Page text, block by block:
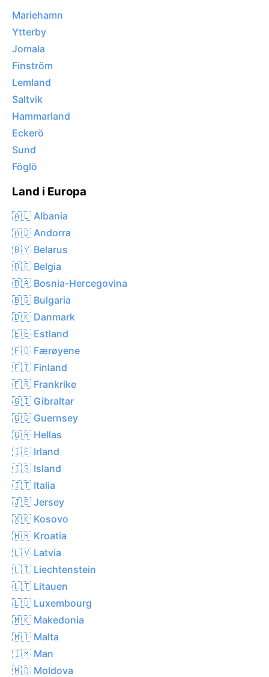
Mariehamn
Ytterby
Jomala
Finström
Lemland
Saltvik
Hammarland
Eckerö
Sund
Föglö
Land i Europa
🇦🇱 Albania
🇦🇩 Andorra
🇧🇾 Belarus
🇧🇪 Belgia
🇧🇦 Bosnia-Hercegovina
🇧🇬 Bulgaria
🇩🇰 Danmark
🇪🇪 Estland
🇫🇴 Færøyene
🇫🇮 Finland
🇫🇷 Frankrike
🇬🇮 Gibraltar
🇬🇬 Guernsey
🇬🇷 Hellas
🇮🇪 Irland
🇮🇸 Island
🇮🇹 Italia
🇯🇪 Jersey
🇽🇰 Kosovo
🇭🇷 Kroatia
🇱🇻 Latvia
🇱🇮 Liechtenstein
🇱🇹 Litauen
🇱🇺 Luxembourg
🇲🇰 Makedonia
🇲🇹 Malta
🇮🇲 Man
🇲🇩 Moldova